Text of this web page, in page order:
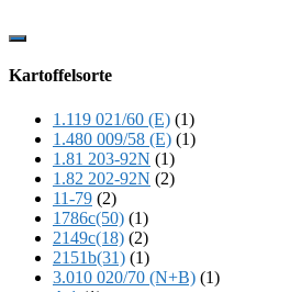
Show
Content
Kartoffelsorte
1.119 021/60 (E) (1)
1.480 009/58 (E) (1)
1.81 203-92N (1)
1.82 202-92N (2)
11-79 (2)
1786c(50) (1)
2149c(18) (2)
2151b(31) (1)
3.010 020/70 (N+B) (1)